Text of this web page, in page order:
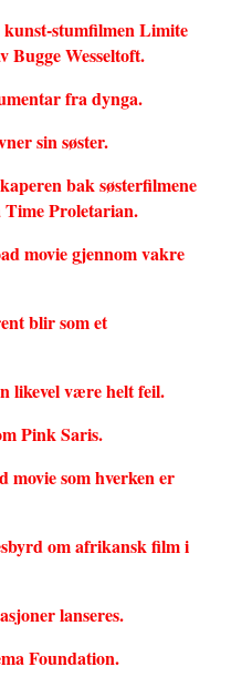
stumfilmen Limite
Bugge Wesseltoft.
fra dynga.
sin søster.
bak søsterfilmene
Time Proletarian.
movie gjennom vakre
blir som et
likevel være helt feil.
Pink Saris.
movie som hverken er
om afrikansk film i
lanseres.
Foundation.